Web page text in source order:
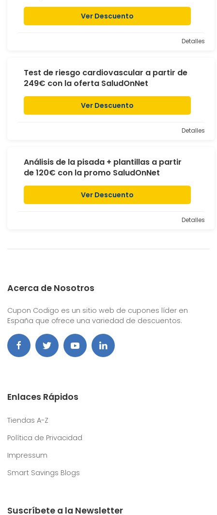
Ver Descuento
Detalles
Test de riesgo cardiovascular a partir de
249€ con la oferta SaludOnNet
Ver Descuento
Detalles
Análisis de la pisada + plantillas a partir
de 120€ con la promo SaludOnNet
Ver Descuento
Detalles
Acerca de Nosotros
Cupon Codigo es un sitio web de cupones líder en
España que ofrece una variedad de descuentos.
Enlaces Rápidos
Tiendas A-Z
Política de Privacidad
Impressum
Smart Savings Blogs
Suscríbete a la Newsletter